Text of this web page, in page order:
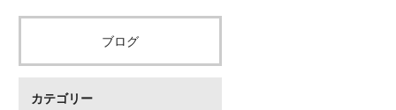
ブログ
カテゴリー